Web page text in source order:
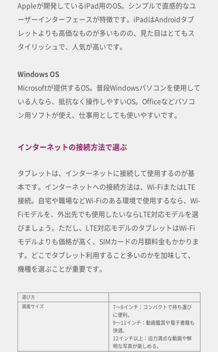
Appleが開発しているiPad用のOS。シンプルで直感的なユ
ーザーインターフェースが特徴です。iPadはAndroidタブ
レットよりも高価なものが多いものの、見た目はとてもス
タイリッシュで、人気が高いです。
Windows OS
Microsoftが提供するOS。普段Windowsパソコンを使用して
いる人なら、抵抗なく操作しやすいOS。Officeなどパソコ
ン用ソフトが使え、仕事用としても使いやすいです。
インターネットの接続方法で選ぶ
タブレットは、インターネットに接続して使用するのが基
本です。インターネットへの接続方法は、Wi-FiまたはLTE
接続。自宅や職場などWi-Fiのある環境で使用するなら、Wi-
Fiモデルを、外出先でも使用したいならLTE対応モデルを選
びましょう。ただし、LTE対応モデルのタブレットはWi-Fi
モデルよりも価格が高く、SIMカードの月額料金もかかりま
す。どこでタブレット利用すること多いのかを加味して、
機種を選ぶことが重要です。
選び方
画面サイズ
7～8インチ：コンパクトで持ち運び
に便利。
9～11インチ：動画鑑賞や電子書籍も
快適。
12インチ以上：迫力満点な動画や鮮
明な写真が楽しめる。